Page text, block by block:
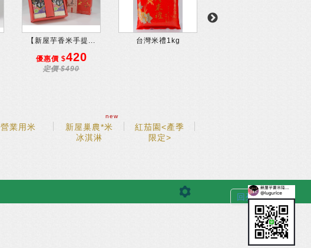
【新屋芋香米手提...
優惠價 $420
定價 $490
台灣米禮1kg
營業用米
new
新屋巢農*米
冰淇淋
紅茄園<產季
限定>
回列表